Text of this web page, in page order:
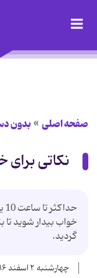
صفحه اصلی بدون
نکاتی
خواب بیدار شوید تا
گردید.
چهارشنبه ۲ اسفند ۱۳۹۶ - ۰۰:۰۰